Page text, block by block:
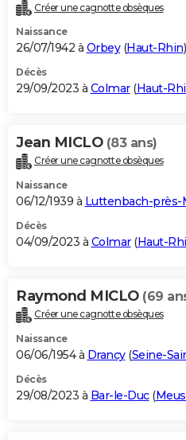
Créer une cagnotte obsèques
Naissance
26/07/1942 à Orbey(Haut-Rhin)
Décès
29/09/2023 à Colmar(Haut-
Jean MICLO (83 ans)
Créer une cagnotte obsèques
Naissance
06/12/1939 à Luttenbach-près-
Décès
04/09/2023 à Colmar(Haut-
Raymond MICLO (69
Créer une cagnotte obsèques
Naissance
06/06/1954 à Drancy(Seine-
Décès
29/08/2023 à Bar-le-Duc(